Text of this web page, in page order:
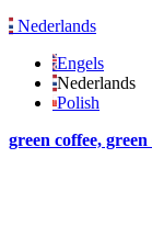
Nederlands
Engels
Nederlands
Polish
green coffee,